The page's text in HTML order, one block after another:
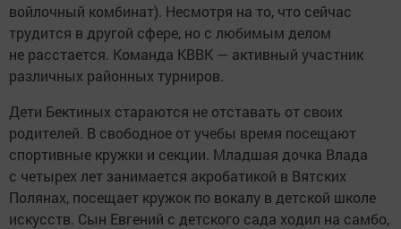
войлочный комбинат). Несмотря на то, что сейчас
трудится в другой сфере, но с любимым делом
не расстается. Команда КВВК — активный участник
различных районных турниров.
Дети Бектиных стараются не отставать от своих
родителей. В свободное от учебы время посещают
спортивные кружки и секции. Младшая дочка Влада
с четырех лет занимается акробатикой в Вятских
Полянах, посещает кружок по вокалу в детской школе
искусств. Сын Евгений с детского сада ходил на самбо,